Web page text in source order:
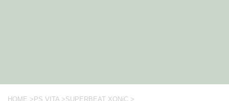
HOME >PS VITA >SUPERBEAT XONiC >